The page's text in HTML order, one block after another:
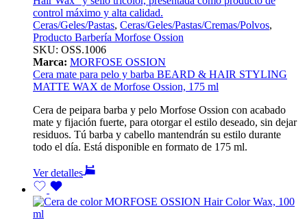
Ceras/Geles/Pastas, Ceras/Geles/Pastas/Cremas/Polvos,
Producto Barbería Morfose Ossion
SKU: OSS.1006
Marca: MORFOSE OSSION
Cera mate para pelo y barba BEARD & HAIR STYLING
MATTE WAX de Morfose Ossion, 175 ml
Cera de peipara barba y pelo Morfose Ossion con acabado
mate y fijación fuerte, para otorgar el estilo deseado, sin dejar
residuos. Tú barba y cabello mantendrán su estilo durante
todo el día. Está disponible en formato de 175 ml.
Ver detalles